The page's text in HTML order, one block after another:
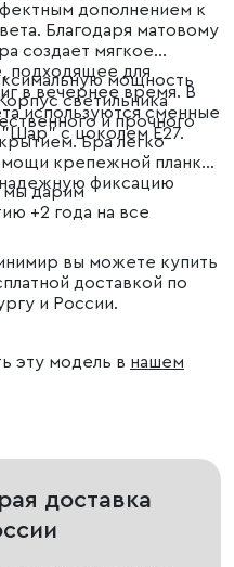
дополнением к
Благодаря матовому
создает мягкое
подходящее для
в вечернее время. В
используются сменные
с цоколем E27.
мощность
светильника
и прочного
Бра легко
крепежной планки,
фиксацию
мы дарим
+2 года на все
вы можете купить
доставкой по
и России.
эту модель в нашем
доставка